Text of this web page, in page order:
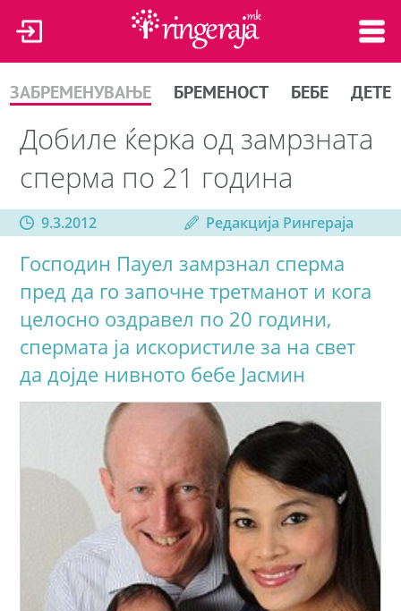
ЗАБРЕМЕНУВАЊЕ БРЕМЕНОСТ БЕБЕ ДЕТЕ
Добиле ќерка од замрзната
сперма по 21 година
9.3.2012 Редакција Рингераја
Господин Пауел замрзнал сперма
пред да го започне третманот и кога
целосно оздравел по 20 години,
спермата ја искористиле за на свет
да дојде нивното бебе Јасмин